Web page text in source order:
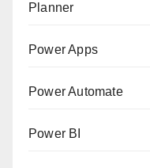
Planner
Power Apps
Power Automate
Power BI